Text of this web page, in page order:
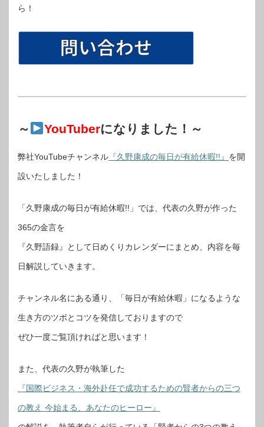
ら！
～ YouTuberになりました！～
弊社YouTubeチャンネル 『久野康成の毎日が有給休暇!!』 を開
設いたしました！
「久野康成の毎日が有給休暇!!」では、代表の久野が作った
365の金言を
『久野語録』として日めくりカレンダーにまとめ、内容を毎
日解説していきます。
チャンネル名にある通り、「毎日が有給休暇」になるような
生き方のツボとコツを発信しておりますので
ぜひ一度ご覧頂ければと思います！
また、代表の久野が執筆した
『国際ビジネス・海外赴任で成功するための賢者からの三つ
の教え 今始まる、あなたのヒーロー』